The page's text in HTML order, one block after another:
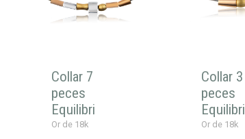
Collar 7
peces
Equilibri
Or de 18k
Collar 3
peces
Equilibri
Or de 18k